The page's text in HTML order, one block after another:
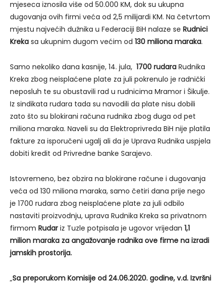
mjeseca iznosila više od 50.000 KM, dok su ukupna
dugovanja ovih firmi veća od 2,5 milijardi KM. Na četvrtom
mjestu najvećih dužnika u Federaciji BiH nalaze se Rudnici
Kreka sa ukupnim dugom većim od 130 miliona maraka.
Samo nekoliko dana kasnije, 14. jula, 1700 rudara Rudnika
Kreka zbog neisplaćene plate za juli pokrenulo je radnički
neposluh te su obustavili rad u rudnicima Mramor i Šikulje.
Iz sindikata rudara tada su navodili da plate nisu dobili
zato što su blokirani računa rudnika zbog duga od pet
miliona maraka. Naveli su da Elektroprivreda BiH nije platila
fakture za isporučeni ugalj ali da je Uprava Rudnika uspjela
dobiti kredit od Privredne banke Sarajevo.
Istovremeno, bez obzira na blokirane račune i dugovanja
veća od 130 miliona maraka, samo četiri dana prije nego
je 1700 rudara zbog neisplaćene plate za juli odbilo
nastaviti proizvodnju, uprava Rudnika Kreka sa privatnom
firmom Rudar iz Tuzle potpisala je ugovor vrijedan 1,1
milion maraka za angažovanje radnika ove firme na izradi
jamskih prostorija.
„Sa preporukom Komisije od 24.06.2020. godine, v.d. Izvršni